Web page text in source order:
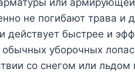
не погибают трава
действует быстрее и
уборочных
со снегом или